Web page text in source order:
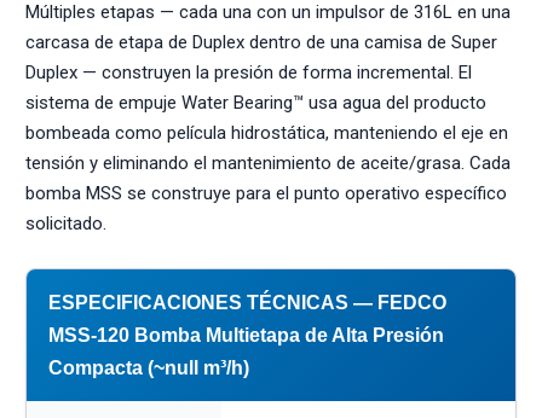
Múltiples etapas — cada una con un impulsor de 316L en una
carcasa de etapa de Duplex dentro de una camisa de Super
Duplex — construyen la presión de forma incremental. El
sistema de empuje Water Bearing™ usa agua del producto
bombeada como película hidrostática, manteniendo el eje en
tensión y eliminando el mantenimiento de aceite/grasa. Cada
bomba MSS se construye para el punto operativo específico
solicitado.
ESPECIFICACIONES TÉCNICAS — FEDCO
MSS-120 Bomba Multietapa de Alta Presión
Compacta (~null m³/h)